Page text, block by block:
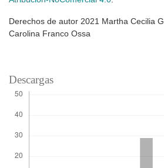
Derechos de autor 2021 Martha Cecilia
Carolina Franco Ossa
Descargas